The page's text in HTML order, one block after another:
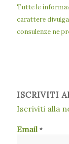
Tutte le
carattere
consulenze ne
ISCRIVITI
Iscriviti alla
Email*